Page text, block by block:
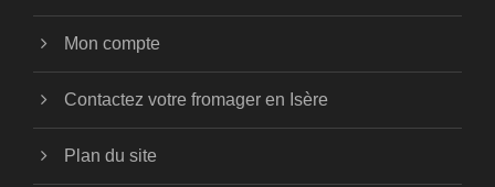
Mon compte
Contactez votre fromager en Isère
Plan du site